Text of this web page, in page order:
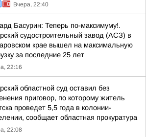
Вчера, 22:40
Басурин: Теперь по-максимуму!.
судостроительный завод (АСЗ) в
крае вышел на максимальную
за последние 25 лет
22:16
областной суд оставил без
приговор, по которому житель
проведет 5,5 года в колонии-
сообщает областная прокуратура
22:08